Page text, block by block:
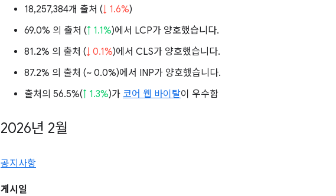
18,257,384개 출처 (↓ 1.6%)
69.0% 의 출처 (↑ 1.1%)에서 LCP가 양호했습니다.
81.2% 의 출처 (↓ 0.1%)에서 CLS가 양호했습니다.
87.2% 의 출처 (~ 0.0%)에서 INP가 양호했습니다.
출처의 56.5%(↑ 1.3%)가 코어 웹 바이탈이 우수함
2026년 2월
공지사항
게시일